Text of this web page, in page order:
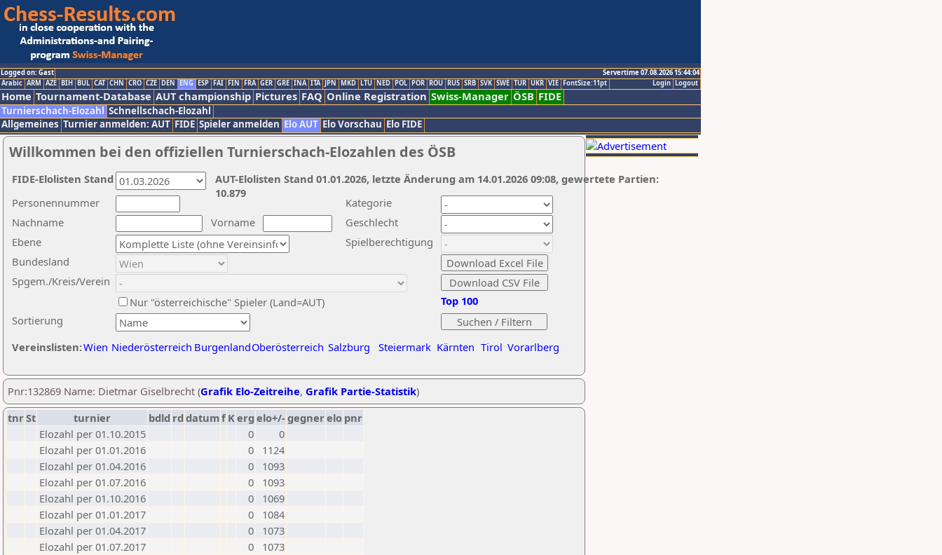
Logged on: Gast
Servertime 07.08.2026 15:44:04
Logout
Login
Arabic ARM AZE BIH BUL CAT CHN CRO CZE DEN ENG ESP FAI FIN FRA GER GRE INA ITA JPN MKD LTU NED POL POR ROU RUS SRB SVK SWE TUR UKR VIE FontSize:11pt
Home Tournament-Database AUT championship Pictures FAQ Online Registration Swiss-Manager ÖSB FIDE
Turnierschach-Elozahl Schnellschach-Elozahl
Allgemeines Turnier anmelden: AUT FIDE Spieler anmelden Elo AUT Elo Vorschau Elo FIDE
Willkommen bei den offiziellen Turnierschach-Elozahlen des ÖSB
Nachname
Vorname
Ebene
Kategorie
Sortierung
Personennummer
Bundesland
Spgem./Kreis/Verein
Geschlecht
Nur "österreichische" Spieler (Land=AUT)
Spielberechtigung
Vereinslisten:Wien Niederösterreich BurgenlandOberösterreich Salzburg Steiermark Kärnten Tirol Vorarlberg
Top 100
AUT-Elolisten Stand 01.01.2026, letzte Änderung am 14.01.2026 09:08, gewertete Partien:
10.879
FIDE-Elolisten Stand
Pnr:132869 Name: Dietmar Giselbrecht (Grafik Elo-Zeitreihe, Grafik Partie-Statistik)
tnrSt turnier bdld rd datumf Kerg elo+/-gegnerelo pnr
Elozahl per 01.10.2015
0
0
Elozahl per 01.01.2016
0
1124
Elozahl per 01.04.2016
0
1093
Elozahl per 01.07.2016
0
1093
Elozahl per 01.10.2016
0
1069
Elozahl per 01.01.2017
0
1084
Elozahl per 01.04.2017
0
1073
Elozahl per 01.07.2017
0
1073